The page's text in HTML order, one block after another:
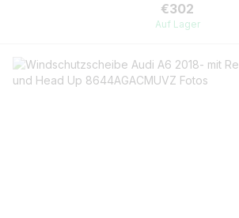
€302
Auf Lager